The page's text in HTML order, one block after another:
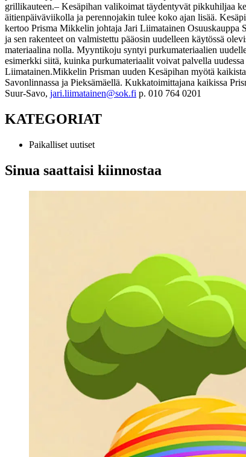
grillikauteen.– Kesäpihan valikoimat täydentyvät pikkuhiljaa
äitienpäiväviikolla ja perennojakin tulee koko ajan lisää.
kertoo Prisma Mikkelin johtaja Jari Liimatainen Osuuskauppa
ja sen rakenteet on valmistettu pääosin uudelleen käytössä
materiaalina nolla. Myyntikoju syntyi purkumateriaalien
esimerkki siitä, kuinka purkumateriaalit voivat palvella
Liimatainen.Mikkelin Prisman uuden Kesäpihan myötä
Savonlinnassa ja Pieksämäellä. Kukkatoimittajana kaikissa
Suur-Savo, jari.liimatainen@sok.fi p. 010 764 0201
KATEGORIAT
Paikalliset uutiset
Sinua saattaisi kiinnostaa